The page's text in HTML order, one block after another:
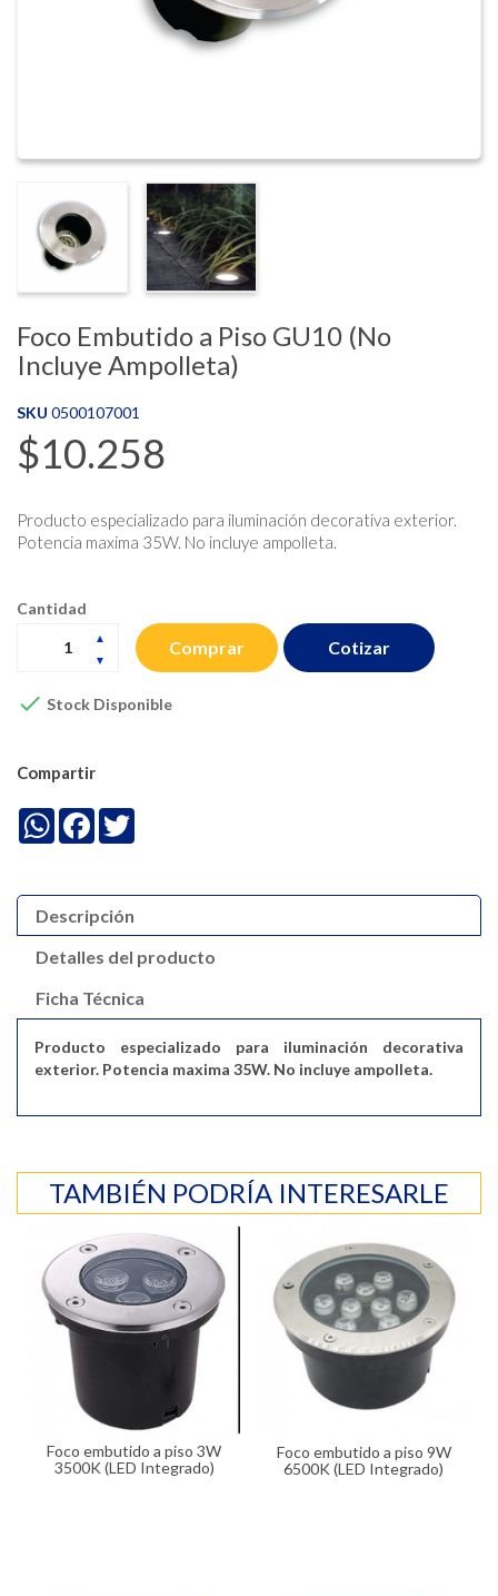
Foco Embutido a Piso GU10 (No
Incluye Ampolleta)
SKU 0500107001
$10.258
Producto especializado para iluminación decorativa exterior.
Potencia maxima 35W. No incluye ampolleta.
Cantidad
Comprar
 Stock Disponible
Cotizar
Compartir
WhatsApp
Facebook
Descripción
Detalles del producto
Ficha Técnica
Producto especializado para iluminación decorativa
exterior. Potencia maxima 35W. No incluye ampolleta.
TAMBIÉN PODRÍA INTERESARLE
Foco embutido a piso 3W
3500K (LED Integrado)
Foco embutido a piso 9W
6500K (LED Integrado)